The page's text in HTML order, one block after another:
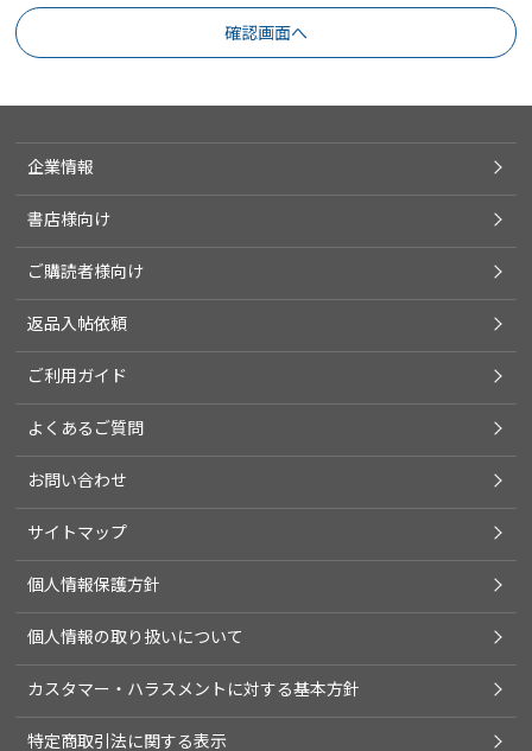
企業情報
書店様向け
ご購読者様向け
返品入帖依頼
ご利用ガイド
よくあるご質問
お問い合わせ
サイトマップ
個人情報保護方針
個人情報の取り扱いについて
カスタマー・ハラスメントに対する基本方針
特定商取引法に関する表示